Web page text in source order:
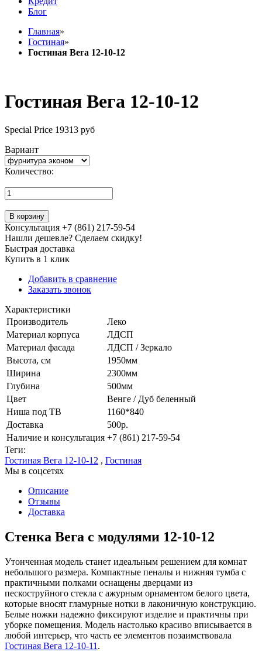
Блог
Главная»
Гостиная»
Гостиная Вега 12-10-12
Гостиная Вега 12-10-12
Special Price 19313 руб
Вариант
Количество:
В корзину
Консультация +7 (861) 217-59-54
Нашли дешевле? Сделаем скидку!
Быстрая доставка
Купить в 1 клик
Добавить в сравнение
Заказать звонок
Характеристики
Производитель
Леко
Материал корпуса
ЛДСП
Материал фасада
ЛДСП / Зеркало
Высота, см
1950мм
Ширина
2300мм
Глубина
500мм
Цвет
Венге / Дуб беленный
Ниша под ТВ
1160*840
Доставка
500р.
Наличие и консультация +7 (861) 217-59-54
Теги:
Гостиная Вега 12-10-12 , Гостиная
Мы в соцсетях
Описание
Отзывы
Доставка
Стенка Вега с модулями 12-10-12
Утонченная модель станет идеальным решением для комнат
небольшого размера. Компактные пеналы и нижняя тумба с
практичными полками оснащены дверцами из
пескоструйного стекла с ажурным орнаментом белого цвета,
которые вносят гламурные нотки в лаконичную конструкцию.
Белые ножки надежно фиксируют изделие и практичны при
уборке помещения. Модель настолько красиво вписывается в
любой интерьер, что часть ее элементов позаимствовала
Гостиная Вега 12-10-11 .